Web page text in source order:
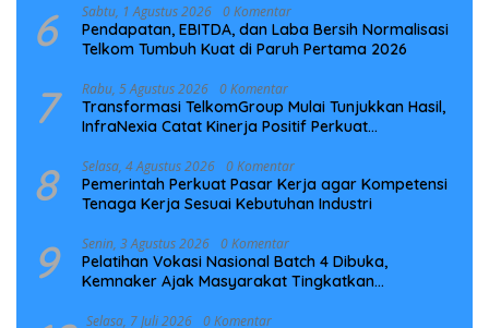
6 Sabtu, 1 Agustus 2026 0 Komentar
Pendapatan, EBITDA, dan Laba Bersih Normalisasi
Telkom Tumbuh Kuat di Paruh Pertama 2026
7 Rabu, 5 Agustus 2026 0 Komentar
Transformasi TelkomGroup Mulai Tunjukkan Hasil,
InfraNexia Catat Kinerja Positif Perkuat
8 Selasa, 4 Agustus 2026 0 Komentar
Pemerintah Perkuat Pasar Kerja agar Kompetensi
Tenaga Kerja Sesuai Kebutuhan Industri
9 Senin, 3 Agustus 2026 0 Komentar
Pelatihan Vokasi Nasional Batch 4 Dibuka,
Kemnaker Ajak Masyarakat Tingkatkan
Selasa, 7 Juli 2026 0 Komentar